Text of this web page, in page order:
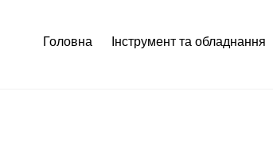
Головна Інструмент та обладнання